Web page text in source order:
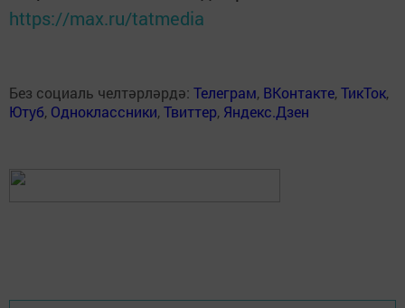
https://max.ru/tatmedia
Без социаль челтәрләрдә: Телеграм, ВКонтакте,ТикТок,
Ютуб, Одноклассники,Твиттер, Яндекс.Дзен